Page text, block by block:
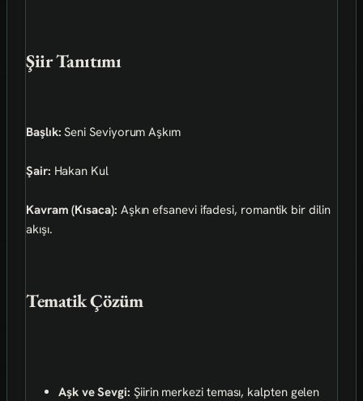
Şiir Tanıtımı
Başlık: Seni Seviyorum Aşkım
Şair: Hakan Kul
Kavram (Kısaca): Aşkın efsanevi ifadesi, romantik bir dilin
akışı.
Tematik Çözüm
Aşk ve Sevgi: Şiirin merkezi teması, kalpten gelen